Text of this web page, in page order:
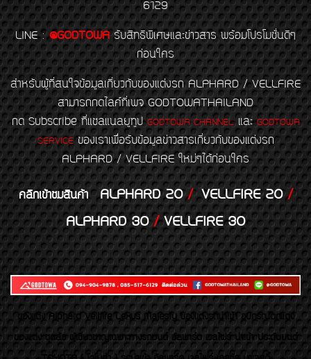
6129
LINE : @GODTOWA รับสิทธิพิเศษและข่าวสาร พร้อมโปรโมชั่นดีๆ
ก่อนใคร
สำหรับผู้ที่สนใจข้อมูลเกี่ยวกับของแต่งรถ ALPHARD / VELLFIRE
สามารถกดไลค์ที่เพจ GODTOWATHAILAND
กด Subscribe ที่แชลแนลยูทูป GODTOWA CHANNELและGODTOWA
SERVICEของเราเพื่อรับข้อมูลข่าวสารเกี่ยวกับของแต่งรถ
ALPHARD / VELLFIRE ใหม่ๆได้ก่อนใคร
คลิกเข้าชมสินค้า ALPHARD 20/VELLFIRE 20/
ALPHARD 30/VELLFIRE 30
ของเเต่ง Alphard Vellfire Lexus Majesty ของเเต่งรถนำเข้า อุปกรณ์ตกแต่ง
ของแต่ง ชุดล้อ ผู้เชี่ยวชาญเฉพาะทางรถยนต์ อัลพาร์ด เวลไฟร์ นำเข้า ประดับยนต์